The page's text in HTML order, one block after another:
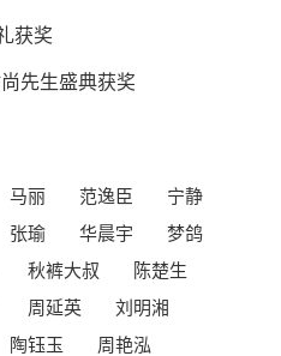
获奖
先生盛典获奖
马丽 范逸臣
宁静
张瑜 华晨宇
梦鸽
秋裤大叔
陈楚生
周延英
刘明湘
陶钰玉
周艳泓